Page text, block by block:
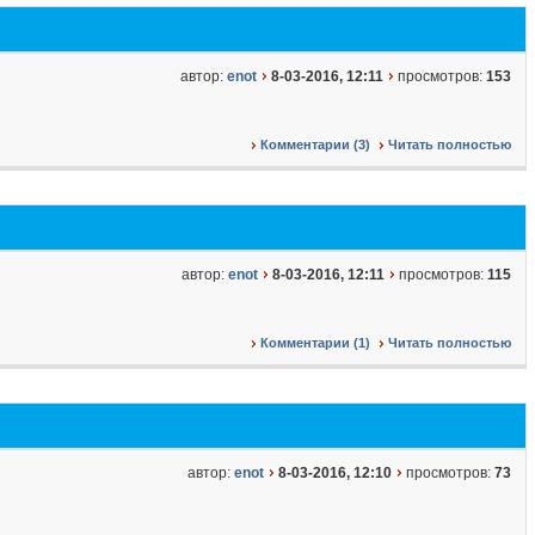
автор: enot 8-03-2016, 12:11 просмотров: 153
Комментарии (3) Читать полностью
автор: enot 8-03-2016, 12:11 просмотров: 115
Комментарии (1) Читать полностью
автор: enot 8-03-2016, 12:10 просмотров: 73